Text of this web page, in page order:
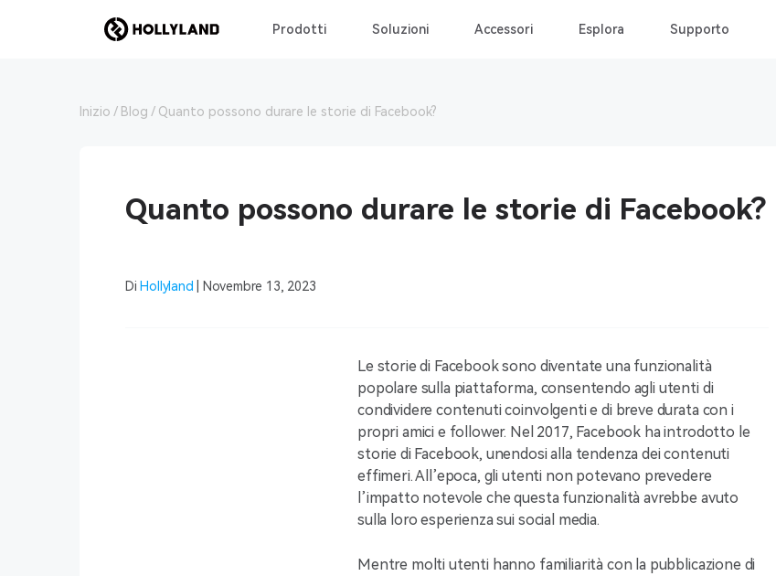
Prodotti Soluzioni Accessori Esplora Supporto
Inizio Blog Quanto possono durare le storie di Facebook?
Quanto possono durare le storie di Facebook?
Di Hollyland | Novembre 13, 2023
Le storie di Facebook sono diventate una funzionalità
popolare sulla piattaforma, consentendo agli utenti di
condividere contenuti coinvolgenti e di breve durata con i
propri amici e follower. Nel 2017, Facebook ha introdotto le
storie di Facebook, unendosi alla tendenza dei contenuti
effimeri. All’epoca, gli utenti non potevano prevedere
l’impatto notevole che questa funzionalità avrebbe avuto
sulla loro esperienza sui social media.
Mentre molti utenti hanno familiarità con la pubblicazione di